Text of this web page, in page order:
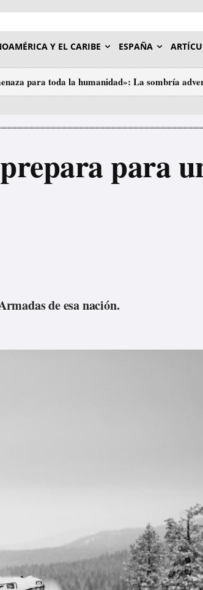
Y EL CARIBE ESPAÑA
para toda la humanidad»: La sombría
grandes bancos de Wall Street facilitaron a
para
de esa nación.